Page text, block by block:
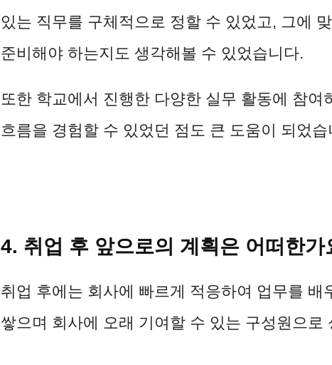
있는 직무를 구체적으로 정할 수 있었고, 그에
준비해야 하는지도 생각해볼 수 있었습니다.
또한 학교에서 진행한 다양한 실무 활동에 참여
흐름을 경험할 수 있었던 점도 큰 도움이 되었습
4. 취업 후 앞으로의 계획은 어떠한가
취업 후에는 회사에 빠르게 적응하여 업무를 배
쌓으며 회사에 오래 기여할 수 있는 구성원으로